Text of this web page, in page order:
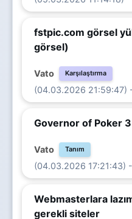
fstpic.com görsel
görsel)
Vato Karşılaştırma
(04.03.2026 21:59:47)
Governor of Poker 3
Vato Tanım
(04.03.2026 17:21:43)
Webmasterlara
gerekli siteler